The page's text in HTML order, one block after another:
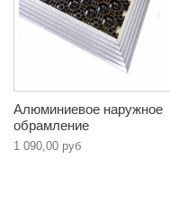
Алюминиевое наружное
обрамление
1 090,00 руб